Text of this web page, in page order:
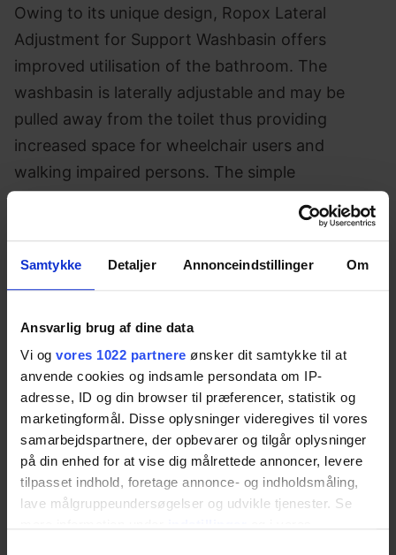
Samtykke Detaljer Annonceindstillinger Om
Ansvarlig brug af dine data
Vi og vores 1022 partnere ønsker dit samtykke til at
anvende cookies og indsamle persondata om IP-
adresse, ID og din browser til præferencer, statistik og
marketingformål. Disse oplysninger videregives til vores
samarbejdspartnere, der opbevarer og tilgår oplysninger
på din enhed for at vise dig målrettede annoncer, levere
tilpasset indhold, foretage annonce- og indholdsmåling,
lave målgruppeundersøgelser og udvikle tjenester. Se
Owing to its unique design, Ropox Lateral
Adjustment for Support Washbasin offers
improved utilisation of the bathroom. The
washbasin is laterally adjustable and may be
pulled away from the toilet thus providing
increased space for wheelchair users and
walking impaired persons. The simple
of the washbasin to suit different users and
Specifications
Item number
40-44030